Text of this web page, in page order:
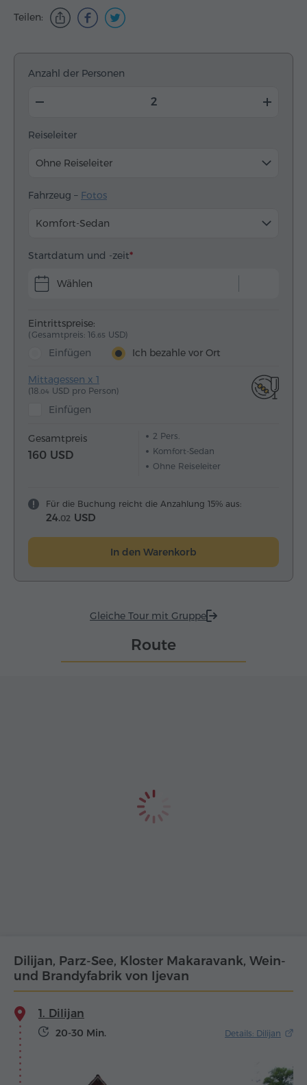
Teilen:
Anzahl der Personen
Reiseleiter
Ohne Reiseleiter
Fahrzeug – Fotos
Komfort-Sedan
Startdatum und -zeit
Wählen
Eintrittspreise:
(Gesamtpreis: 16.65 USD)
Einfügen Ich bezahle vor Ort
Mittagessen x 1
(18.04 USD pro Person)
Einfügen
Gesamtpreis
160 USD
2Pers.
Komfort-Sedan
Ohne Reiseleiter
Für die Buchung reicht die Anzahlung 15% aus:
24.02 USD
In den Warenkorb
Gleiche Tour mit Gruppe
Route
Dilijan, Parz-See, Kloster Makaravank, Wein-
und Brandyfabrik von Ijevan
1. Dilijan
20-30 Min. Details: Dilijan